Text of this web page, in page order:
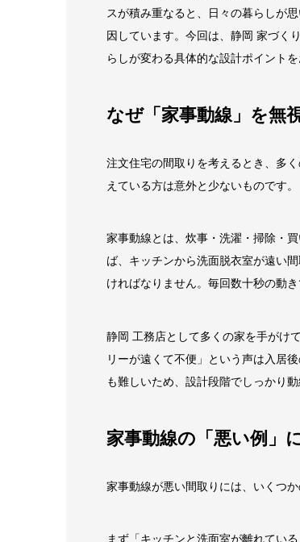
スが積み重なると、日々の暮らしが
因しています。今回は、静岡 家づく
らしが変わる具体的な設計ポイントを
なぜ「家事動線」を無
注文住宅の間取りを考えるとき、多
えている方は意外と少ないものです。
家事動線とは、炊事・洗濯・掃除・
ば、キッチンから洗面脱衣室が遠い
ければなりません。毎回数十秒の動
静岡 工務店として多くの家を手がけ
リーが遠くて不便」という声は入居
も難しいため、設計段階でしっかり
家事動線の「悪い例」
家事動線が悪い間取りには、いくつ
まず「キッチンと洗面室が離れてい